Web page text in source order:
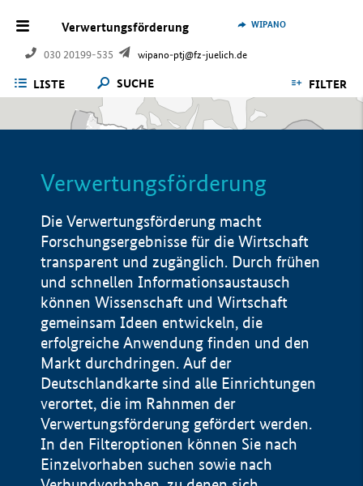
Verwertungsförderung
030 20199-535 wipano-ptj@fz-juelich.de
WIPANO
LISTE SUCHE FILTER
Verwertungsförderung
Die Verwertungsförderung macht
Forschungsergebnisse für die Wirtschaft
transparent und zugänglich. Durch frühen
und schnellen Informationsaustausch
können Wissenschaft und Wirtschaft
gemeinsam Ideen entwickeln, die
erfolgreiche Anwendung finden und den
Markt durchdringen. Auf der
Deutschlandkarte sind alle Einrichtungen
verortet, die im Rahnmen der
Verwertungsförderung gefördert werden.
In den Filteroptionen können Sie nach
Einzelvorhaben suchen sowie nach